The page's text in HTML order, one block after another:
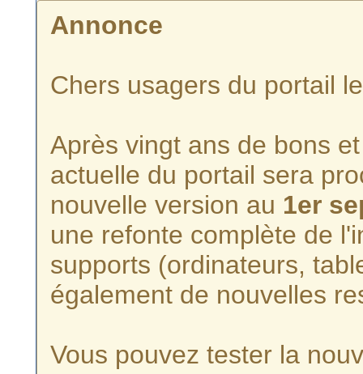
Annonce
Chers usagers du portail
Après vingt ans de bons
actuelle du portail sera
nouvelle version au 1er
une refonte complète de
supports (ordinateurs,
également de nouvelles
Vous pouvez tester la